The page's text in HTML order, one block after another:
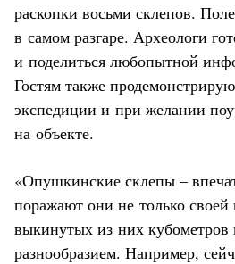
раскопки восьми склепов.
в самом разгаре. Археологи
и поделиться любопытной
Гостям также
экспедиции и при желании
на объекте.
«Опушкинские склепы –
поражают они не только
выкинутых из них кубометров
разнообразием. Например,